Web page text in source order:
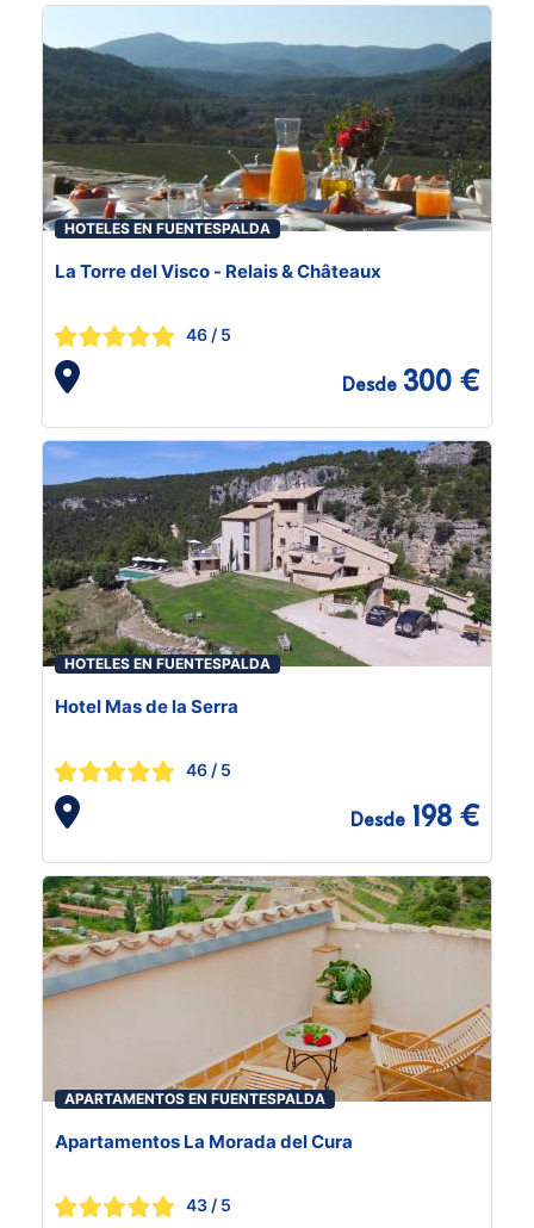
HOTELES EN FUENTESPALDA
La Torre del Visco - Relais & Châteaux
46 / 5
Desde 300 €
HOTELES EN FUENTESPALDA
Hotel Mas de la Serra
46 / 5
Desde 198 €
APARTAMENTOS EN FUENTESPALDA
Apartamentos La Morada del Cura
43 / 5